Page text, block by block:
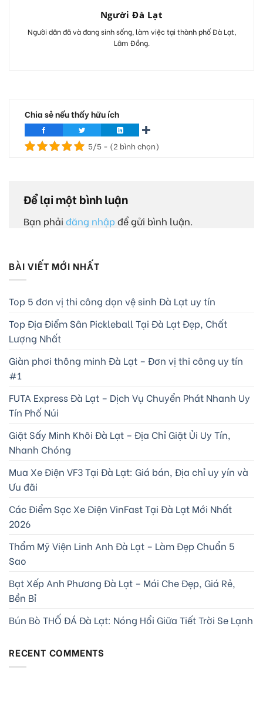
Người Đà Lạt
Người dân đã và đang sinh sống, làm việc tại thành phố Đà Lạt,
Lâm Đồng.
Chia sẻ nếu thấy hữu ích
5/5 - (2 bình chọn)
Để lại một bình luận
Bạn phải đăng nhập để gửi bình luận.
BÀI VIẾT MỚI NHẤT
Top 5 đơn vị thi công dọn vệ sinh Đà Lạt uy tín
Top Địa Điểm Sân Pickleball Tại Đà Lạt Đẹp, Chất
Lượng Nhất
Giàn phơi thông minh Đà Lạt – Đơn vị thi công uy tín
#1
FUTA Express Đà Lạt – Dịch Vụ Chuyển Phát Nhanh Uy
Tín Phố Núi
Giặt Sấy Minh Khôi Đà Lạt – Địa Chỉ Giặt Ủi Uy Tín,
Nhanh Chóng
Mua Xe Điện VF3 Tại Đà Lạt: Giá bán, Địa chỉ uy yín và
Ưu đãi
Các Điểm Sạc Xe Điện VinFast Tại Đà Lạt Mới Nhất
2026
Thẩm Mỹ Viện Linh Anh Đà Lạt – Làm Đẹp Chuẩn 5
Sao
Bạt Xếp Anh Phương Đà Lạt – Mái Che Đẹp, Giá Rẻ,
Bền Bỉ
Bún Bò THỐ ĐÁ Đà Lạt: Nóng Hổi Giữa Tiết Trời Se Lạnh
RECENT COMMENTS